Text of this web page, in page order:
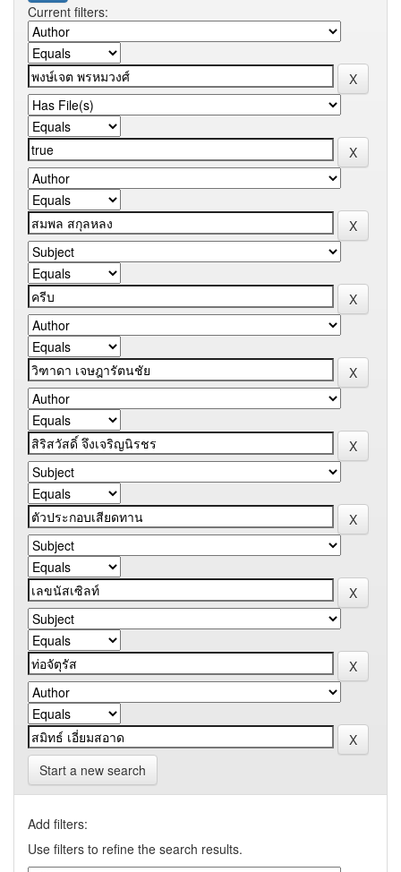
Current filters:
Start a new search
Add filters:
Use filters to refine the search results.